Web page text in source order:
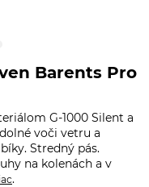
Barents Pro
G-1000 Silent a
voči vetru a
Stredný pás.
na kolenách a v
.